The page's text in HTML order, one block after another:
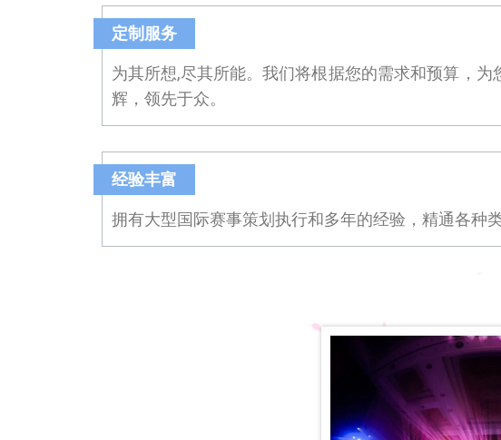
定制服务
为其所想,尽其所能。我们将根据您的需求和预算，
辉，领先于众。
经验丰富
拥有大型国际赛事策划执行和多年的经验，精通各种